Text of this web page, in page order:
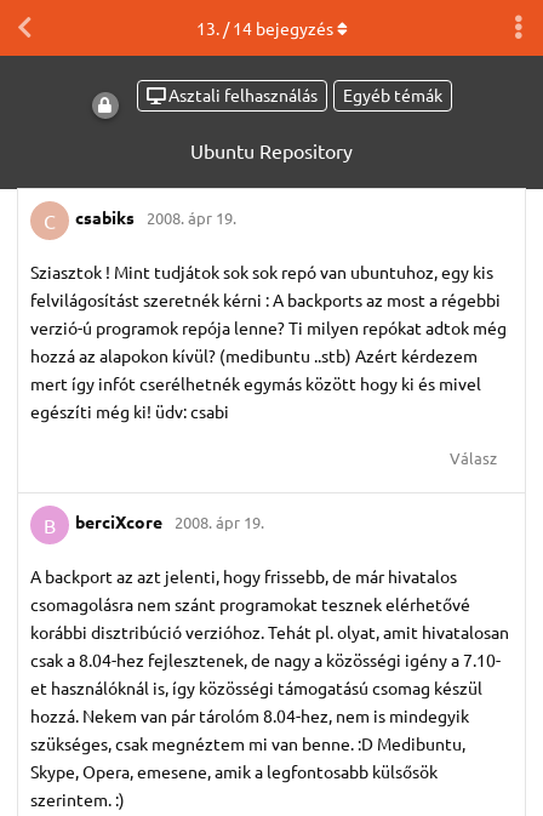
Asztali felhasználás Egyéb témák
Ubuntu Repository
13. /14bejegyzés
C csabiks 2008. ápr 19.
Sziasztok ! Mint tudjátok sok sok repó van ubuntuhoz, egy kis
felvilágosítást szeretnék kérni : A backports az most a régebbi
verzió-ú programok repója lenne? Ti milyen repókat adtok még
hozzá az alapokon kívül? (medibuntu ..stb) Azért kérdezem
mert így infót cserélhetnék egymás között hogy ki és mivel
egészíti még ki! üdv: csabi
Válasz
B berciXcore 2008. ápr 19.
A backport az azt jelenti, hogy frissebb, de már hivatalos
csomagolásra nem szánt programokat tesznek elérhetővé
korábbi disztribúció verzióhoz. Tehát pl. olyat, amit hivatalosan
csak a 8.04-hez fejlesztenek, de nagy a közösségi igény a 7.10-
et használóknál is, így közösségi támogatású csomag készül
hozzá. Nekem van pár tárolóm 8.04-hez, nem is mindegyik
szükséges, csak megnéztem mi van benne. :D Medibuntu,
Skype, Opera, emesene, amik a legfontosabb külsősök
szerintem. :)